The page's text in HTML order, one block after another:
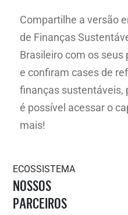
Compartilhe a versão
de Finanças
Brasileiro com os
e confiram cases de
finanças sustentáveis,
é possível acessar o
mais!
ECOSSISTEMA
NOSSOS
PARCEIROS